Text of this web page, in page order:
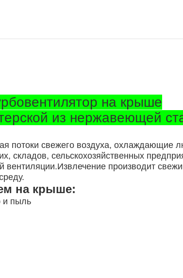
на крыше
из нержавеющей
потоки свежего воздуха, охлаждающие
складов, сельскохозяйственных
производит
на крыше:
и пыль